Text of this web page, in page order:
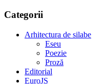
Categorii
Arhitectura de silabe
Eseu
Poezie
Proză
Editorial
EuroJS